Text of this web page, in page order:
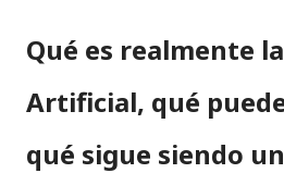
Qué es realmente
Artificial, qué
qué sigue siendo